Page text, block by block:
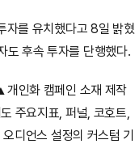
자를 유치했다고 8일 밝혔
도 후속 투자를 단행했다.
개인화 캠페인 소재 제작
주요지표, 퍼널, 코호트,
디언스 설정의 커스텀 기